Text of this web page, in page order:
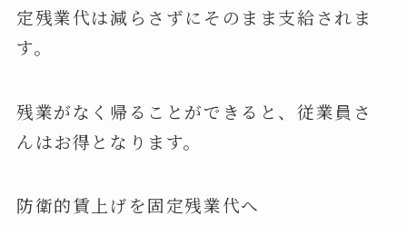
定残業代は減らさずにそのまま支給されま
す。
残業がなく帰ることができると、従業員さ
んはお得となります。
防衛的賃上げを固定残業代へ